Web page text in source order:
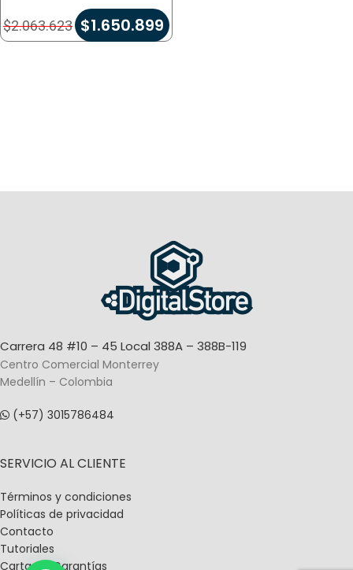
$2.063.623 $1.650.899
Carrera 48 #10 – 45 Local 388A – 388B-119
Centro Comercial Monterrey
Medellín – Colombia
(+57) 3015786484
SERVICIO AL CLIENTE
Términos y condiciones
Políticas de privacidad
Contacto
Tutoriales
Carta De Garantías